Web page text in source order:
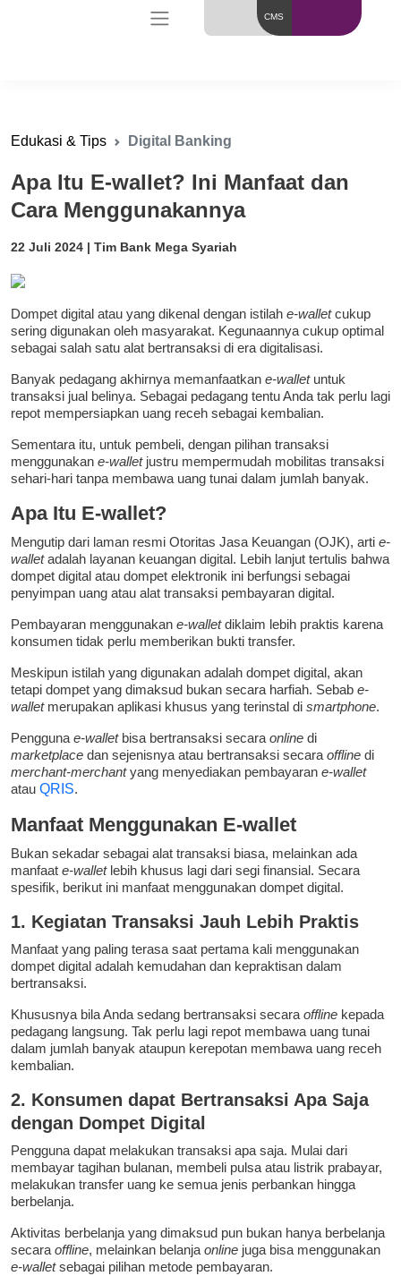
CMS
Edukasi & Tips Digital Banking
Apa Itu E-wallet? Ini Manfaat dan
Cara Menggunakannya
22 Juli 2024 | Tim Bank Mega Syariah
Dompet digital atau yang dikenal dengan istilah e-walletcukup
sering digunakan oleh masyarakat. Kegunaannya cukup optimal
sebagai salah satu alat bertransaksi di era digitalisasi.
Banyak pedagang akhirnya memanfaatkan e-walletuntuk
transaksi jual belinya. Sebagai pedagang tentu Anda tak perlu lagi
repot mempersiapkan uang receh sebagai kembalian.
Sementara itu, untuk pembeli, dengan pilihan transaksi
menggunakan e-walletjustru mempermudah mobilitas transaksi
sehari-hari tanpa membawa uang tunai dalam jumlah banyak.
Apa Itu E-wallet?
Mengutip dari laman resmi Otoritas Jasa Keuangan (OJK), arti e-
walletadalah layanan keuangan digital. Lebih lanjut tertulis bahwa
dompet digital atau dompet elektronik ini berfungsi sebagai
penyimpan uang atau alat transaksi pembayaran digital.
Pembayaran menggunakan e-walletdiklaim lebih praktis karena
konsumen tidak perlu memberikan bukti transfer.
Meskipun istilah yang digunakan adalah dompet digital, akan
tetapi dompet yang dimaksud bukan secara harfiah. Sebab e-
walletmerupakan aplikasi khusus yang terinstal di smartphone.
Pengguna e-wallet bisa bertransaksi secara online di
marketplace dan sejenisnya atau bertransaksi secara offline di
merchant-merchantyang menyediakan pembayaran e-wallet
atau QRIS.
Manfaat Menggunakan E-wallet
Bukan sekadar sebagai alat transaksi biasa, melainkan ada
manfaat e-walletlebih khusus lagi dari segi finansial. Secara
spesifik, berikut ini manfaat menggunakan dompet digital.
1. Kegiatan Transaksi Jauh Lebih Praktis
Manfaat yang paling terasa saat pertama kali menggunakan
dompet digital adalah kemudahan dan kepraktisan dalam
bertransaksi.
Khususnya bila Anda sedang bertransaksi secara offline kepada
pedagang langsung. Tak perlu lagi repot membawa uang tunai
dalam jumlah banyak ataupun kerepotan membawa uang receh
kembalian.
2. Konsumen dapat Bertransaksi Apa Saja
dengan Dompet Digital
Pengguna dapat melakukan transaksi apa saja. Mulai dari
membayar tagihan bulanan, membeli pulsa atau listrik prabayar,
melakukan transfer uang ke semua jenis perbankan hingga
berbelanja.
Aktivitas berbelanja yang dimaksud pun bukan hanya berbelanja
secara offline, melainkan belanja online juga bisa menggunakan
e-walletsebagai pilihan metode pembayaran.